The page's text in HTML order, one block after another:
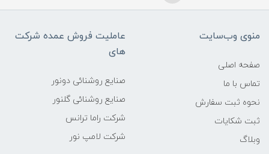
منوی وب‌سایت
صفحه اصلی
تماس با ما
نحوه ثبت سفارش
ثبت شکایات
وبلاگ
عاملیت فروش عمده شرکت
های
صنایع روشنائی دونور
صنایع روشنائی گلنور
شرکت راما ترانس
شرکت لامپ نور